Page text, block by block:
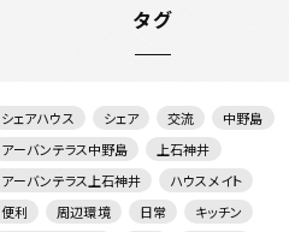
タグ
シェアハウス シェア 交流
中野島
アーバンテラス中野島
上石神井
アーバンテラス上石神井
ハウスメイト
便利
周辺環境 日常
キッチン